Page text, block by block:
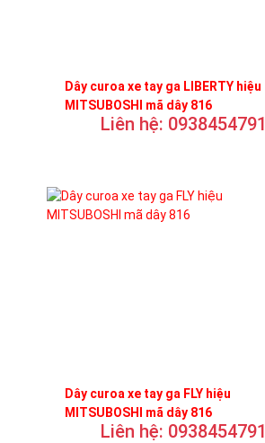
Dây curoa xe tay ga LIBERTY hiệu
MITSUBOSHI mã dây 816
Liên hệ: 0938454791
Dây curoa xe tay ga FLY hiệu
MITSUBOSHI mã dây 816
Liên hệ: 0938454791